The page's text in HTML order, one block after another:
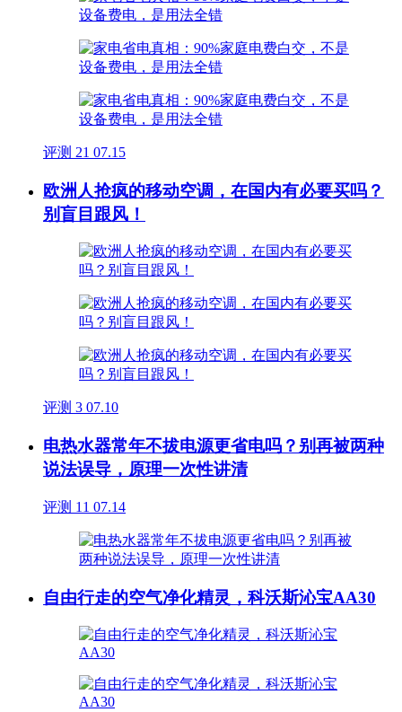
评测 21 07.15
欧洲人抢疯的移动空调，在国内有必要买吗？
别盲目跟风！
评测 3 07.10
电热水器常年不拔电源更省电吗？别再被两种
说法误导，原理一次性讲清
评测 11 07.14
自由行走的空气净化精灵，科沃斯沁宝AA30